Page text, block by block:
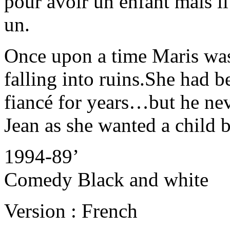
un.
Once upon a time Maris
falling into ruins.She had
fiancé for years…but he
Jean as she wanted a
1994-89’
Comedy Black and white
Version : French